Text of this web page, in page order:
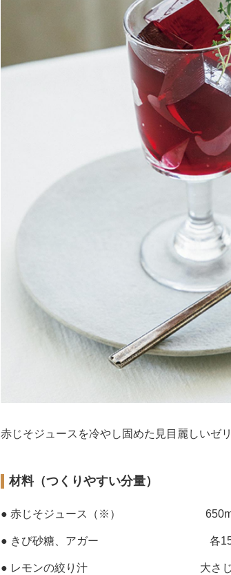
赤じそジュースを冷やし固めた見目麗しいゼ
材料（つくりやすい分量）
● 赤じそジュース（※）
● きび砂糖、アガー 各
● レモンの絞り汁 大さ